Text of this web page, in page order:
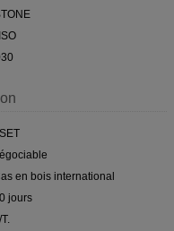
en bois international
jours